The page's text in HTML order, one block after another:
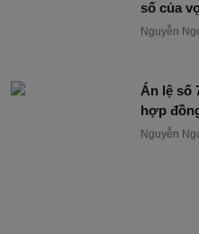
số của
Nguyễn
Án lệ số
hợp
Nguyễn